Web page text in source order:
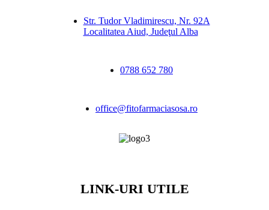
Str. Tudor Vladimirescu, Nr. 92A
Localitatea Aiud, Judeţul Alba
0788 652 780
office@fitofarmaciasosa.ro
LINK-URI UTILE